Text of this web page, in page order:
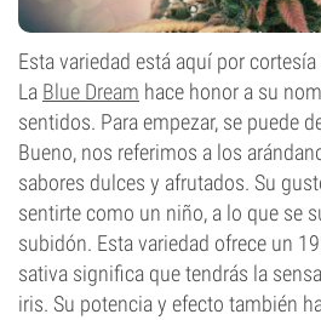
Esta variedad está aquí por
La Blue Dream hace honor a su
sentidos. Para empezar, se puede
Bueno, nos referimos a los
sabores dulces y afrutados. Su
sentirte como un niño, a lo que se
subidón. Esta variedad ofrece un
sativa significa que tendrás la
iris. Su potencia y efecto también